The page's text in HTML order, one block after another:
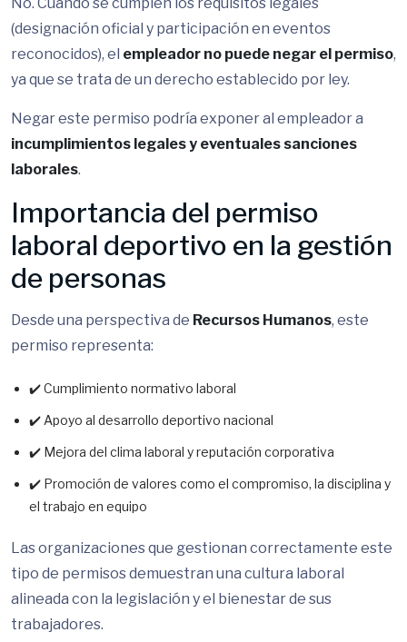
(designación oficial y participación en eventos
reconocidos), el empleador no puede negar el permiso,
ya que se trata de un derecho establecido por ley.
Negar este permiso podría exponer al empleador a
incumplimientos legales y eventuales sanciones
laborales.
Importancia del permiso
laboral deportivo en la gestión
de personas
Desde una perspectiva de Recursos Humanos, este
permiso representa:
✔️ Cumplimiento normativo laboral
✔️ Apoyo al desarrollo deportivo nacional
✔️ Mejora del clima laboral y reputación corporativa
✔️ Promoción de valores como el compromiso, la disciplina y
el trabajo en equipo
Las organizaciones que gestionan correctamente este
tipo de permisos demuestran una cultura laboral
alineada con la legislación y el bienestar de sus
trabajadores.